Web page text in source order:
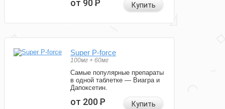
от 90Р Купить
Super P-force
100мг + 60мг
Самые популярные препараты
в одной таблетке — Виагра и
Дапоксетин.
от 200Р Купить